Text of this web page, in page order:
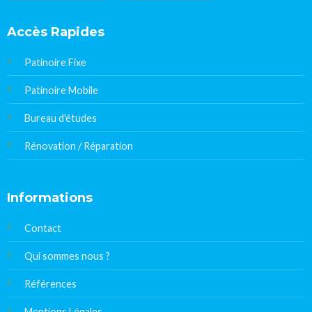
Accès Rapides
Patinoire Fixe
Patinoire Mobile
Bureau d'études
Rénovation / Réparation
Informations
Contact
Qui sommes nous ?
Références